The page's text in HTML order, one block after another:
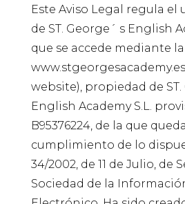
Este Aviso Legal regula el
de ST. George´ s English
que se accede mediante
website), propiedad de ST.
English Academy S.L.
B95376224, de la que
cumplimiento de lo
34/2002, de 11 de Julio, de
Sociedad de la